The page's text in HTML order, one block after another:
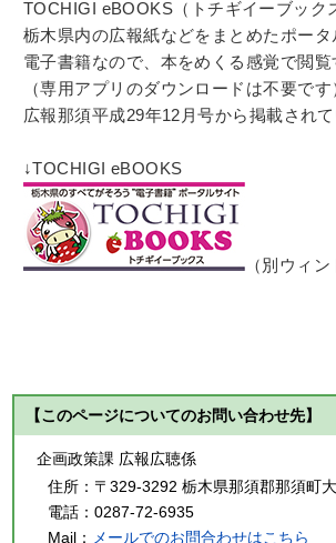
TOCHIGI eBOOKS（トチギイーブック
栃木県内の広報紙などをまとめたポータ
電子書籍なので、本をめくる感覚で閲覧
（専用アプリのダウンロードは不要です
広報那須平成29年12月号から掲載され
↓TOCHIGI eBOOKS
（別ウィ
【このページについてのお問い合わせ先】
企画政策課 広報広聴係
住所： 〒329-3292 栃木県那須郡那須町
電話： 0287-72-6935
Mail：
メールでのお問合わせはこちら